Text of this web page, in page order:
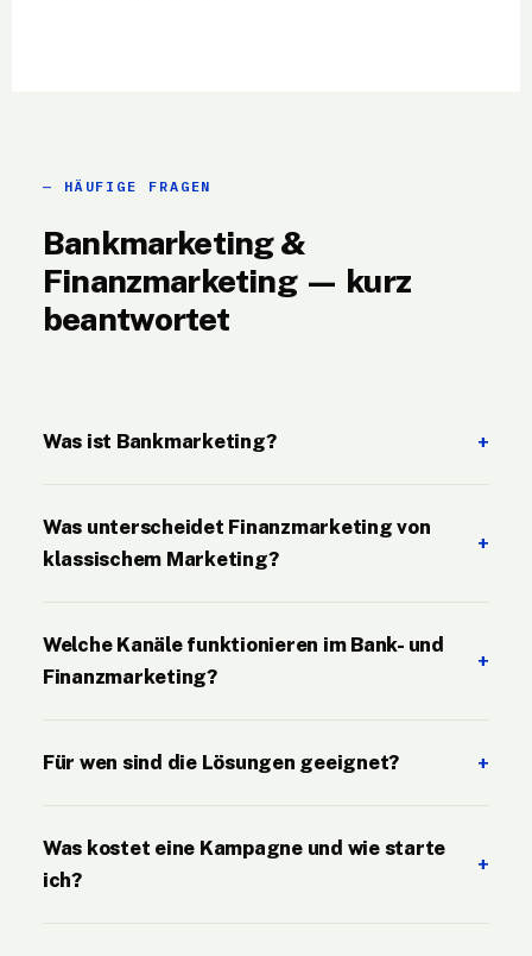
HÄUFIGE FRAGEN
Bankmarketing &
Finanzmarketing — kurz
beantwortet
Was ist Bankmarketing?
Was unterscheidet Finanzmarketing von
klassischem Marketing?
Welche Kanäle funktionieren im Bank- und
Finanzmarketing?
Für wen sind die Lösungen geeignet?
Was kostet eine Kampagne und wie starte
ich?